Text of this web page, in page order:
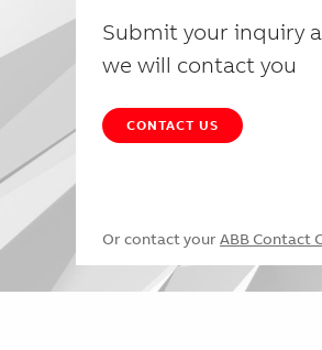
Submit your inquiry
we will contact you
CONTACT US
Or contact your ABB Contact